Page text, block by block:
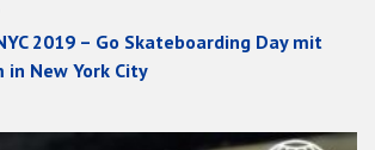
2019 – Go Skateboarding Day mit
in New York City